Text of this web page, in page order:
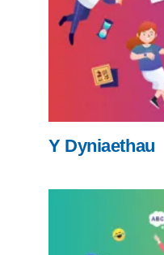
Y Dyniaethau